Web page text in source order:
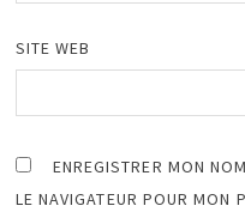
SITE WEB
ENREGISTRER MON
LE NAVIGATEUR POUR MON